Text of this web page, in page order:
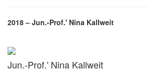
2018 – Jun.-Prof.' Nina Kallweit
Jun.-Prof.' Nina Kallweit